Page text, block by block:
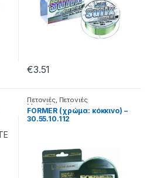
€3.51
Πετονιές, Πετονιές
Monofilament
FORMER (χρώμα: κόκκινο) –
30.55.10.112